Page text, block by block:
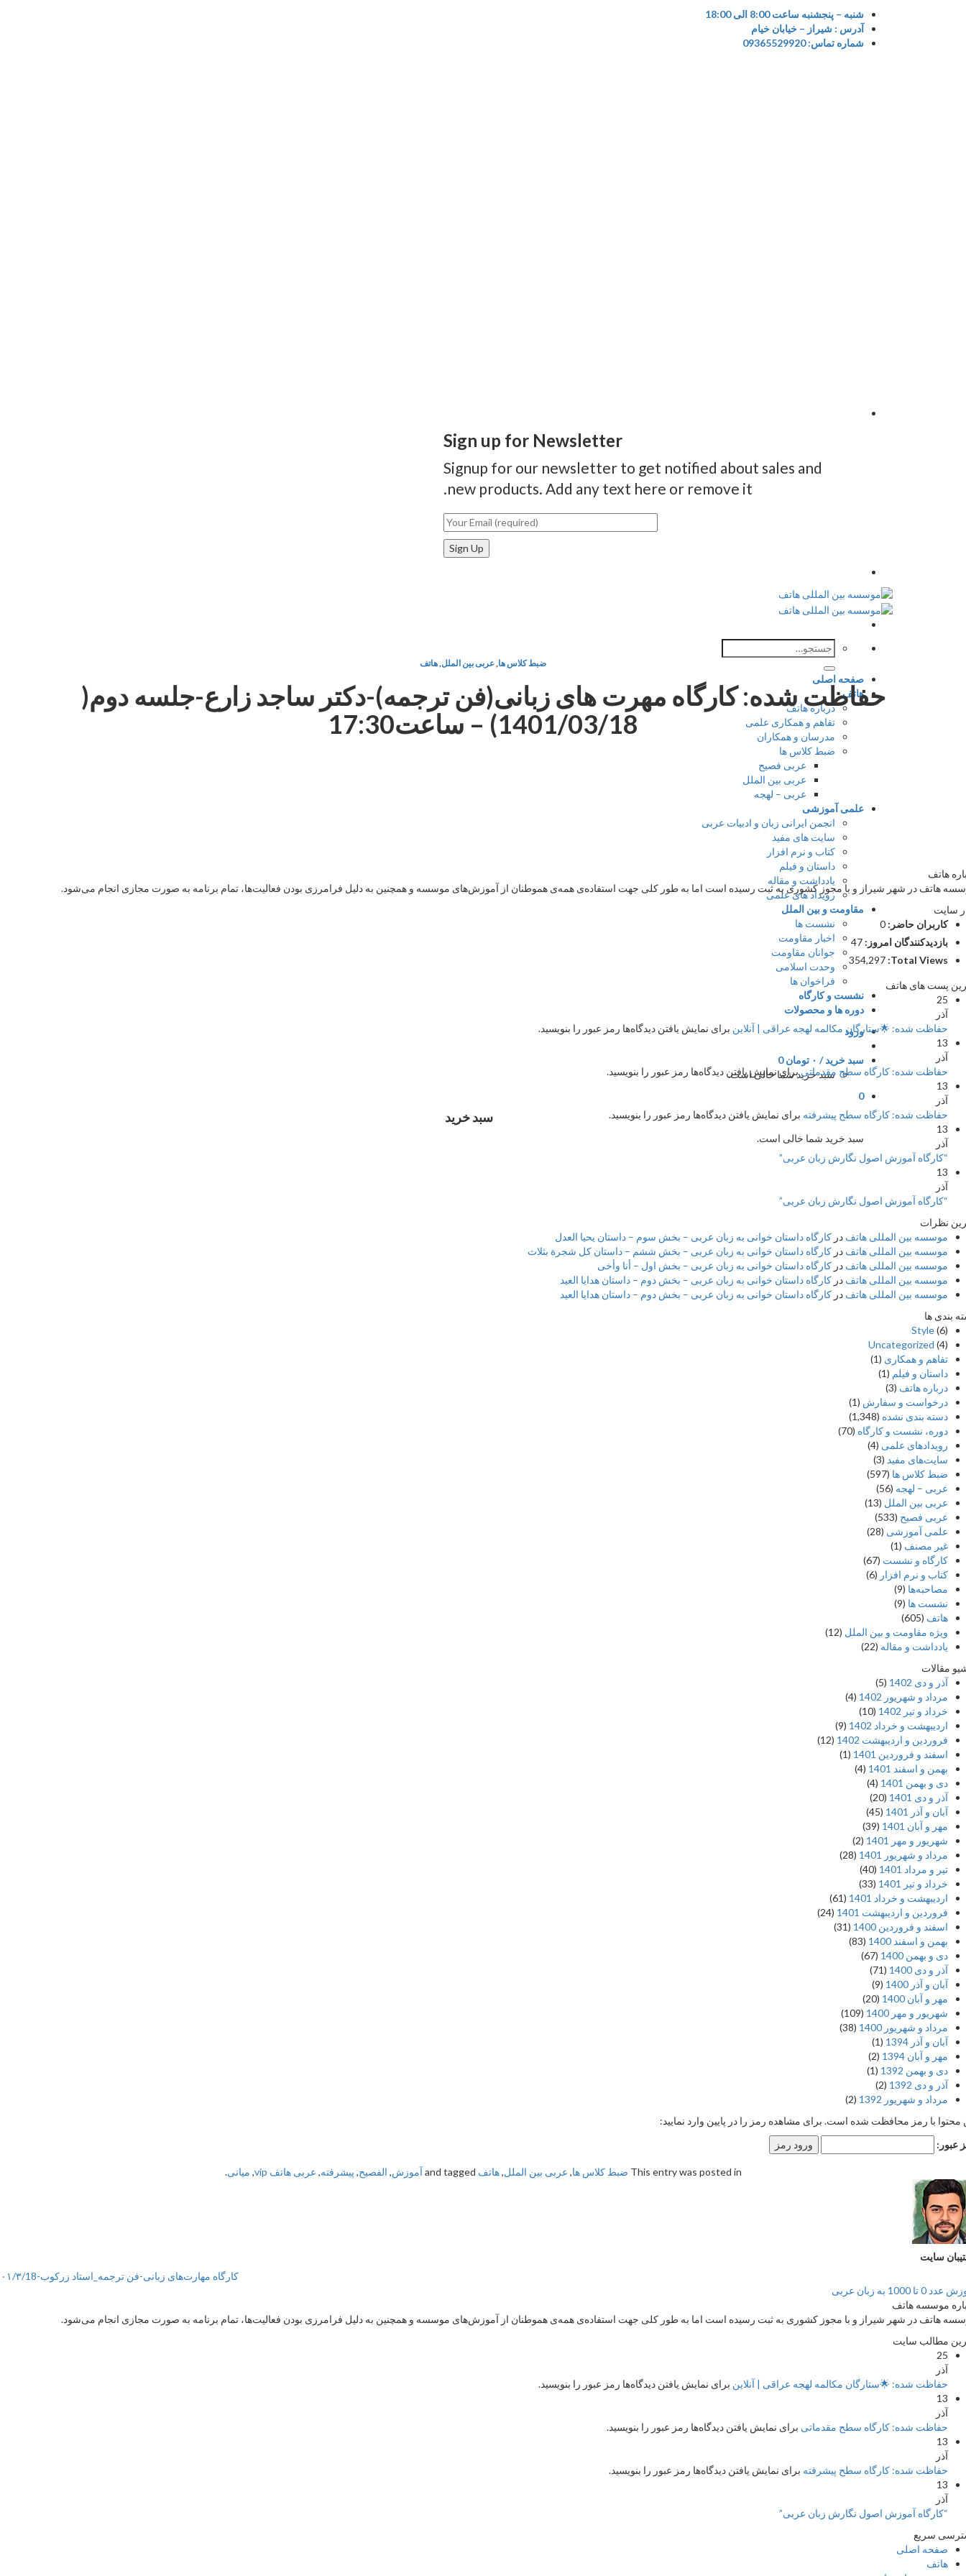
شنبه – پنجشنبه ساعت 8:00 الی 18:00
آدرس : شیراز – خیابان خیام
شماره تماس: 09365529920
Sign up for Newsletter
Signup for our newsletter to get notified about sales and
new products. Add any text here or remove it.
جستجو
برای:
صفحه اصلی
هاتف
درباره هاتف
تفاهم و همکاری علمی
مدرسان و همکاران
ضبط کلاس ها
عربی فصیح
عربی بین الملل
عربی – لهجه
علمی آموزشی
انجمن ایرانی زبان و ادبیات عربی
سایت های مفید
کتاب و نرم افزار
داستان و فیلم
یادداشت و مقاله
رویداد های علمی
مقاومت و بین الملل
نشست ها
اخبار مقاومت
جوانان مقاومت
وحدت اسلامی
فراخوان ها
نشست و کارگاه
دوره ها و محصولات
ورود
سبد خرید / ۰ تومان 0
سبد خرید شما خالی است.
0
سبد خرید
سبد خرید شما خالی است.
ضبط کلاس ها,عربی بین الملل,هاتف
حفاظت شده: کارگاه مهرت های زبانی(فن ترجمه)-دکتر ساجد زارع-جلسه دوم(
1401/03/18) – ساعت17:30
هاتف
هاتف در شهر شیراز و با مجوز کشوری به ثبت رسیده است اما به طور کلی جهت استفاده‌ی همه‌ی هموطنان از آموزش‌های موسسه و همچنین به دلیل فرامرزی بودن فعالیت‌ها، تمام برنامه به صورت مجازی انجام می‌شود.
سایت
کاربران حاضر: 0
بازدیدکنندگان امروز: 47
Total Views:
354,297
پست های هاتف
25
آذر
حفاظت شده: 🌟ستارگان مکالمه لهجه عراقی | آنلاین برای نمایش یافتن دیدگاه‌ها رمز عبور را بنویسید.
13
آذر
حفاظت شده: کارگاه سطح مقدماتی برای نمایش یافتن دیدگاه‌ها رمز عبور را بنویسید.
13
آذر
حفاظت شده: کارگاه سطح پیشرفته برای نمایش یافتن دیدگاه‌ها رمز عبور را بنویسید.
13
آذر
“کارگاه آموزش اصول نگارش زبان عربی”
13
آذر
“کارگاه آموزش اصول نگارش زبان عربی”
نظرات
موسسه بین المللی هاتف در کارگاه داستان خوانی به زبان عربی – بخش سوم – داستان یحیا العدل
موسسه بین المللی هاتف در کارگاه داستان خوانی به زبان عربی – بخش ششم – داستان کل شجرة بثلاث
موسسه بین المللی هاتف در کارگاه داستان خوانی به زبان عربی – بخش اول – أنا وأخی
موسسه بین المللی هاتف در کارگاه داستان خوانی به زبان عربی – بخش دوم – داستان هدایا العید
موسسه بین المللی هاتف در کارگاه داستان خوانی به زبان عربی – بخش دوم – داستان هدایا العید
بندی ها
Style(6)
Uncategorized (4)
تفاهم و همکاری (1)
داستان و فیلم (1)
درباره هاتف (3)
درخواست و سفارش (1)
دسته بندی نشده (1,348)
دوره، نشست و کارگاه (70)
رویدادهای علمی (4)
سایت‌های مفید (3)
ضبط کلاس ها (597)
عربی – لهجه (56)
عربی بین الملل (13)
عربی فصیح (533)
علمی آموزشی (28)
غير مصنف (1)
کارگاه و نشست (67)
کتاب و نرم افزار (6)
مصاحبه‌ها (9)
نشست ها (9)
هاتف (605)
ویژه مقاومت و بین الملل (12)
یادداشت‌ و مقاله (22)
مقالات
آذر و دی 1402
(5)
مرداد و شهریور 1402
(4)
خرداد و تیر 1402
(10)
اردیبهشت و خرداد 1402
(9)
فروردین و اردیبهشت 1402
(12)
اسفند و فروردین 1401
(1)
بهمن و اسفند 1401
(4)
دی و بهمن 1401
(4)
آذر و دی 1401
(20)
آبان و آذر 1401
(45)
مهر و آبان 1401
(39)
شهریور و مهر 1401
(2)
مرداد و شهریور 1401
(28)
تیر و مرداد 1401
(40)
خرداد و تیر 1401
(33)
اردیبهشت و خرداد 1401
(61)
فروردین و اردیبهشت 1401
(24)
اسفند و فروردین 1400
(31)
بهمن و اسفند 1400
(83)
دی و بهمن 1400
(67)
آذر و دی 1400
(71)
آبان و آذر 1400
(9)
مهر و آبان 1400
(20)
شهریور و مهر 1400
(109)
مرداد و شهریور 1400
(38)
آبان و آذر 1394
(1)
مهر و آبان 1394
(2)
دی و بهمن 1392
(1)
آذر و دی 1392
(2)
مرداد و شهریور 1392
(2)
محتوا با رمز محافظت شده است. برای مشاهده رمز را در پایین وارد نمایید:
عبور:
This entry was posted in ضبط کلاس ها, عربی بین الملل,هاتف آموزش, الفصيح, پیشرفته, عربی هاتف vip , میانی.
سایت
کارگاه مهارت‌های زبانی-فن ترجمه_استاد زرکوب-۱۴۰۱/۳/18
0 تا 1000 به زبان عربی
موسسه هاتف
هاتف در شهر شیراز و با مجوز کشوری به ثبت رسیده است اما به طور کلی جهت استفاده‌ی همه‌ی هموطنان از آموزش‌های موسسه و همچنین به دلیل فرامرزی بودن فعالیت‌ها، تمام برنامه به صورت مجازی انجام می‌شود.
مطالب سایت
25
آذر
حفاظت شده: 🌟ستارگان مکالمه لهجه عراقی | آنلاین برای نمایش یافتن دیدگاه‌ها رمز عبور را بنویسید.
13
آذر
حفاظت شده: کارگاه سطح مقدماتی برای نمایش یافتن دیدگاه‌ها رمز عبور را بنویسید.
13
آذر
حفاظت شده: کارگاه سطح پیشرفته برای نمایش یافتن دیدگاه‌ها رمز عبور را بنویسید.
13
آذر
“کارگاه آموزش اصول نگارش زبان عربی”
سریع
صفحه اصلی
هاتف